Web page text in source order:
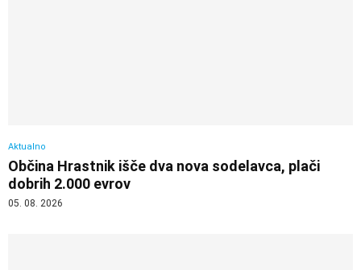
Aktualno
Občina Hrastnik išče dva nova sodelavca, plači
dobrih 2.000 evrov
05. 08. 2026